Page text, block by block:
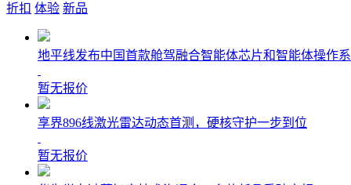
折扣 体验 新品
地平线发布中国首款舱驾融合智能体芯片和智能体操作
暂无报价
享界896线激光雷达动态首测，硬核守护一步到位
暂无报价